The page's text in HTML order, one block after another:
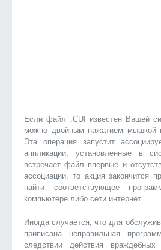
Если файл .CUI известен Вашей
можно двойным нажатием мышкой
Эта операция запустит
аппликации, установленные в
встречает файл впервые и
ассоциации, то акция закончится
найти соответствующее
компьютере либо сети интернет.
Иногда случается, что для
приписана неправильная
следствии действия